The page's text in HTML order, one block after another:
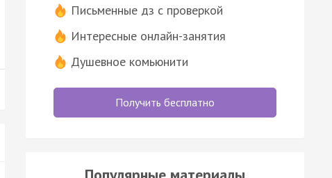
Письменные дз с проверкой
Интересные онлайн-занятия
Душевное комьюнити
Получить бесплатно